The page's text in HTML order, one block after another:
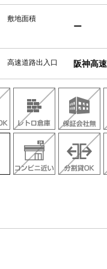
敷地面積
ー
高速道路出入口 阪神高